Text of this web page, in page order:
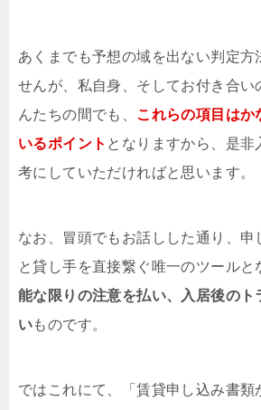
あくまでも予想の域を出ない判定方
せんが、私自身、そしてお付き合い
んたちの間でも、 これらの項目はか
いるポイント となりますから、是非
考にしていただければと思います。
なお、冒頭でもお話しした通り、申
と貸し手を直接繋ぐ唯一のツールと
能な限りの注意を払い、入居後のト
いものです。
ではこれにて、「賃貸申し込み書類